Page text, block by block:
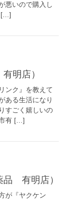
悪いので購入し
[…]
明店）
ンク』を教えて
ある生活になり
すごく嬉しいの
有 […]
品 有明店）
が『ヤクケン